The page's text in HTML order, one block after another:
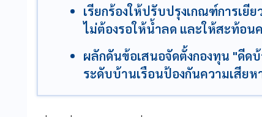
เรียกร้องให้ปรับปรุงเกณฑ์การเยี
ไม่ต้องรอให้น้ำลด และให้สะท้อน
ผลักดันข้อเสนอจัดตั้งกองทุน "ดี
ระดับบ้านเรือนป้องกันความเสียห